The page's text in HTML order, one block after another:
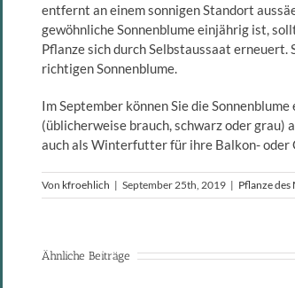
entfernt an einem sonnigen Standort
gewöhnliche Sonnenblume einjährig ist,
Pflanze sich durch Selbstaussaat
richtigen Sonnenblume.
Im September können Sie die
(üblicherweise brauch, schwarz oder grau)
auch als Winterfutter für ihre Balkon- oder
Von kfroehlich | September 25th, 2019 | Pflanze des
Ähnliche Beiträge